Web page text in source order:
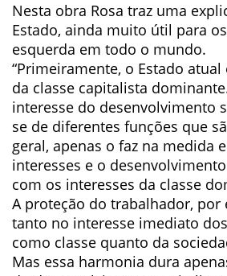
Nesta obra Rosa traz uma
Estado, ainda muito útil para
esquerda em todo o mundo.
“Primeiramente, o Estado atual
da classe capitalista
interesse do desenvolvimento
se de diferentes funções que
geral, apenas o faz na medida
interesses e o
com os interesses da classe
A proteção do trabalhador, por
tanto no interesse imediato
como classe quanto da
Mas essa harmonia dura